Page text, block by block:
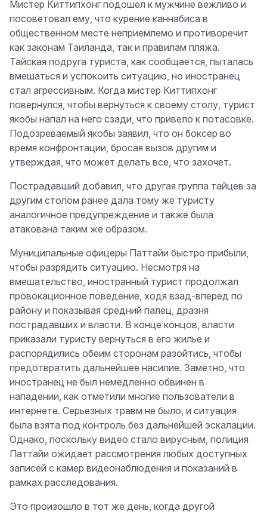
Мистер Киттипхонг подошел к мужчине вежливо и
посоветовал ему, что курение каннабиса в
общественном месте неприемлемо и противоречит
как законам Таиланда, так и правилам пляжа.
Тайская подруга туриста, как сообщается, пыталась
вмешаться и успокоить ситуацию, но иностранец
стал агрессивным. Когда мистер Киттипхонг
повернулся, чтобы вернуться к своему столу, турист
якобы напал на него сзади, что привело к потасовке.
Подозреваемый якобы заявил, что он боксер во
время конфронтации, бросая вызов другим и
утверждая, что может делать все, что захочет.
Пострадавший добавил, что другая группа тайцев за
другим столом ранее дала тому же туристу
аналогичное предупреждение и также была
атакована таким же образом.
Муниципальные офицеры Паттайи быстро прибыли,
чтобы разрядить ситуацию. Несмотря на
вмешательство, иностранный турист продолжал
провокационное поведение, ходя взад-вперед по
району и показывая средний палец, дразня
пострадавших и власти. В конце концов, власти
приказали туристу вернуться в его жилье и
распорядились обеим сторонам разойтись, чтобы
предотвратить дальнейшее насилие. Заметно, что
иностранец не был немедленно обвинен в
нападении, как отметили многие пользователи в
интернете. Серьезных травм не было, и ситуация
была взята под контроль без дальнейшей эскалации.
Однако, поскольку видео стало вирусным, полиция
Паттайи ожидает рассмотрения любых доступных
записей с камер видеонаблюдения и показаний в
рамках расследования.
Это произошло в тот же день, когда другой